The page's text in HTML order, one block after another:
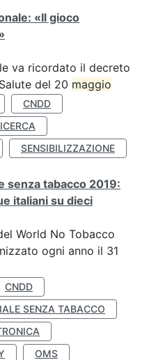
«Il gioco
va ricordato il decreto
del 20 maggio
CNDD
SENSIBILIZZAZIONE
senza tabacco 2019:
italiani su dieci
World No Tobacco
ogni anno il 31
CNDD
SENZA TABACCO
OMS